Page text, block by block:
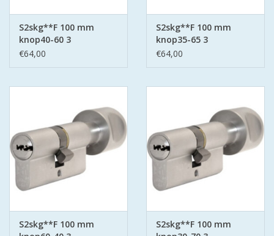
S2skg**F 100 mm
knop40-60 3
keersleutels
€64,00
S2skg**F 100 mm
knop35-65 3
keersleutels
€64,00
S2skg**F 100 mm
S2skg**F 100 mm